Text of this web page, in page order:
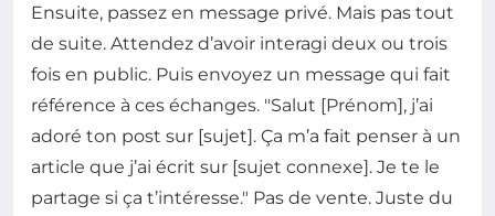
Ensuite, passez en message privé. Mais pas tout
de suite. Attendez d’avoir interagi deux ou trois
fois en public. Puis envoyez un message qui fait
référence à ces échanges. "Salut [Prénom], j’ai
adoré ton post sur [sujet]. Ça m’a fait penser à un
article que j’ai écrit sur [sujet connexe]. Je te le
partage si ça t’intéresse." Pas de vente. Juste du